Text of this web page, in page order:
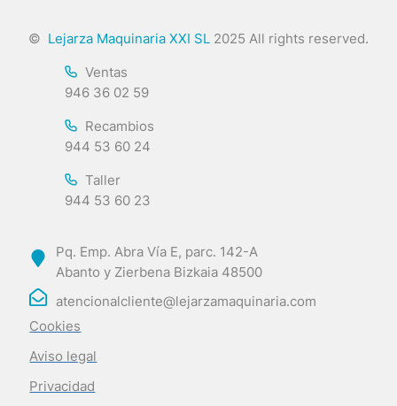
© Lejarza Maquinaria XXI SL 2025 All rights reserved.
Ventas
946 36 02 59
Recambios
944 53 60 24
Taller
944 53 60 23
Pq. Emp. Abra Vía E, parc. 142-A
Abanto y Zierbena Bizkaia 48500
atencionalcliente@lejarzamaquinaria.com
Cookies
Aviso legal
Privacidad